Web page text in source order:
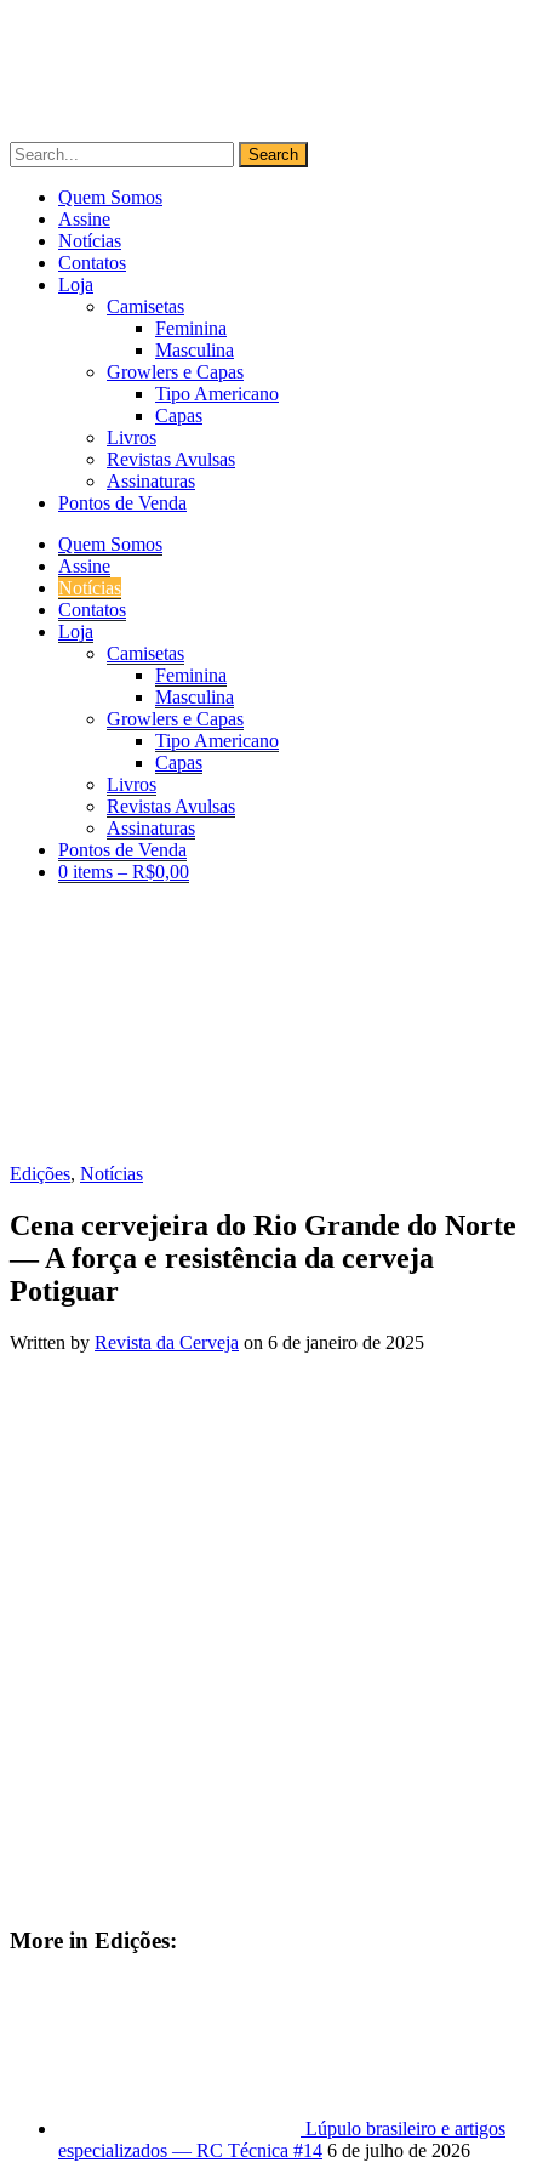
Quem Somos
Assine
Notícias
Contatos
Loja
Camisetas
Feminina
Masculina
Growlers e Capas
Tipo Americano
Capas
Livros
Revistas Avulsas
Assinaturas
Pontos de Venda
Quem Somos
Assine
Notícias
Contatos
Loja
Camisetas
Feminina
Masculina
Growlers e Capas
Tipo Americano
Capas
Livros
Revistas Avulsas
Assinaturas
Pontos de Venda
0 items – R$0,00
Edições, Notícias
Cena cervejeira do Rio Grande do Norte
— A força e resistência da cerveja
Potiguar
Written by Revista da Cerveja on 6 de janeiro de 2025
More in Edições:
Lúpulo brasileiro e artigos
especializados — RC Técnica #14 6 de julho de 2026